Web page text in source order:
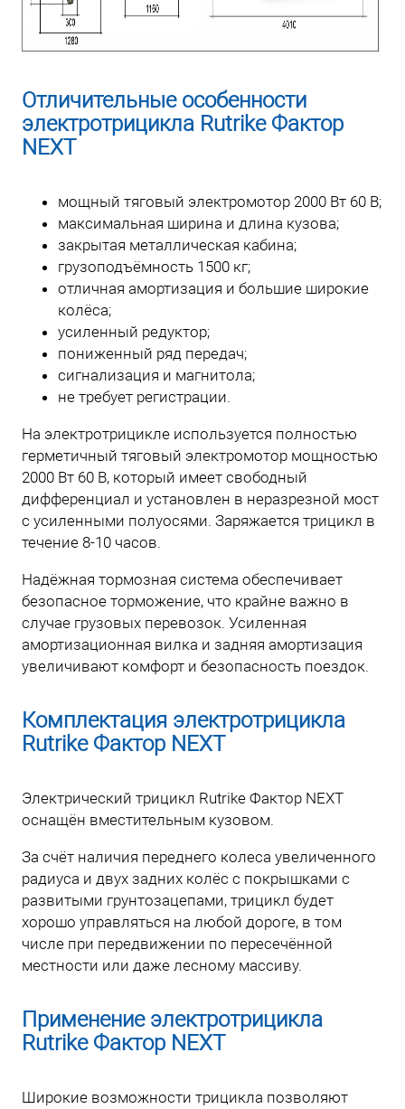
Отличительные особенности
электротрицикла Rutrike Фактор
NEXT
мощный тяговый электромотор 2000 Вт 60 В;
максимальная ширина и длина кузова;
закрытая металлическая кабина;
грузоподъёмность 1500 кг;
отличная амортизация и большие широкие
колёса;
усиленный редуктор;
пониженный ряд передач;
сигнализация и магнитола;
не требует регистрации.
На электротрицикле используется полностью
герметичный тяговый электромотор мощностью
2000 Вт 60 В, который имеет свободный
дифференциал и установлен в неразрезной мост
с усиленными полуосями. Заряжается трицикл в
течение 8-10 часов.
Надёжная тормозная система обеспечивает
безопасное торможение, что крайне важно в
случае грузовых перевозок. Усиленная
амортизационная вилка и задняя амортизация
увеличивают комфорт и безопасность поездок.
Комплектация электротрицикла
Rutrike Фактор NEXT
Электрический трицикл Rutrike Фактор NEXT
оснащён вместительным кузовом.
За счёт наличия переднего колеса увеличенного
радиуса и двух задних колёс с покрышками с
развитыми грунтозацепами, трицикл будет
хорошо управляться на любой дороге, в том
числе при передвижении по пересечённой
местности или даже лесному массиву.
Применение электротрицикла
Rutrike Фактор NEXT
Широкие возможности трицикла позволяют